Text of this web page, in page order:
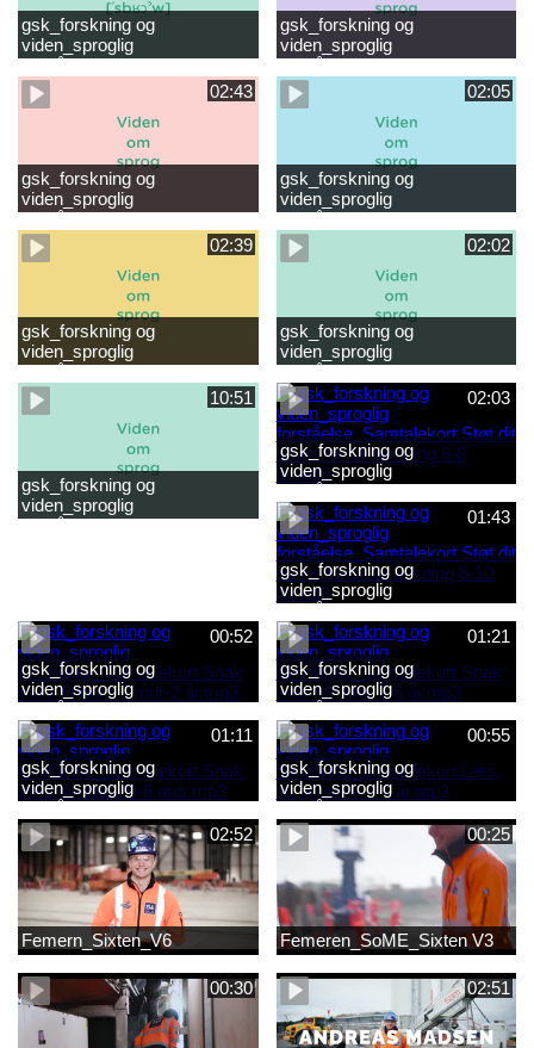
gsk_forskning og
viden_sproglig
læsevanskeligheder.mp4
gsk_forskning og
viden_sproglig
første læsning 6-8 år.mp4
02:43
gsk_forskning og
viden_sproglig
forståelse_Støt dit barns
fortsatte læsning 8-10 år.mp4
02:05
gsk_forskning og
viden_sproglig
forståelse_Snak med dit barn
6 mdr-2 år.mp4
02:39
gsk_forskning og
viden_sproglig
forståelse_Snak med dit barn
2-6 år.mp4
02:02
gsk_forskning og
viden_sproglig
forståelse_Snak med din
baby 0-6 mdr.mp4
10:51
gsk_forskning og
viden_sproglig
forståelse_Barnets sproglige
02:03
gsk_forskning og
viden_sproglig
forståelse_Samtalekort Støt
dit barns første læsning 6-8
år.mp3
01:43
gsk_forskning og
viden_sproglig
forståelse_Samtalekort Støt
dit barns fortsatte læsning 8-
10 år.mp3
00:52
gsk_forskning og
viden_sproglig
forståelse_Samtalekort Snak
med dit barn 6 mdr-2 år.mp3
01:21
gsk_forskning og
viden_sproglig
forståelse_Samtalekort Snak
med dit barn 2-6 år.mp3
01:11
gsk_forskning og
viden_sproglig
forståelse_Samtalekort Snak
med din baby 0-6 mdr.mp3
00:55
gsk_forskning og
viden_sproglig
forståelse_Samtalekort Læs,
lyt og skriv 3-6 år.mp3
02:52
Femern_Sixten_V6
00:25
Femeren_SoME_Sixten V3
00:30 02:51